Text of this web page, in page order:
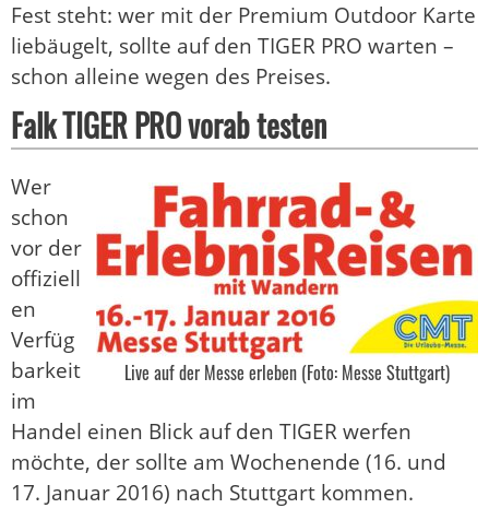
Fest steht: wer mit der Premium Outdoor Karte
liebäugelt, sollte auf den TIGER PRO warten –
schon alleine wegen des Preises.
Falk TIGER PRO vorab testen
Live auf der Messe erleben (Foto: Messe Stuttgart)
Wer
schon
vor der
offiziell
en
Verfüg
barkeit
im
Handel einen Blick auf den TIGER werfen
möchte, der sollte am Wochenende (16. und
17. Januar 2016) nach Stuttgart kommen.